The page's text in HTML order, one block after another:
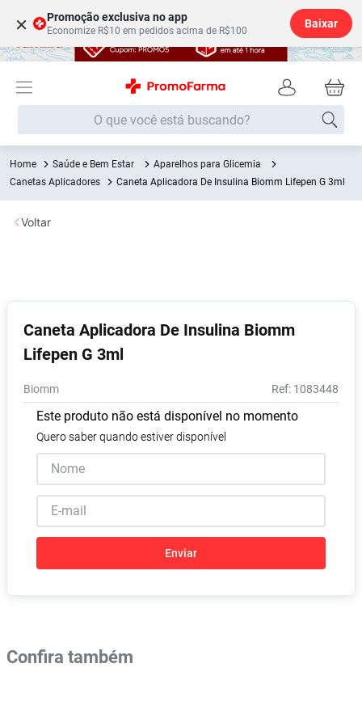
× Promoção exclusiva no app
Economize R$10 em pedidos acima de R$100
Baixar
O que você está buscando?
Saúde e Bem Estar
Aparelhos para Glicemia
Canetas Aplicadores
Caneta Aplicadora De Insulina Biomm Lifepen G 3ml
Caneta Aplicadora De Insulina Biomm
Lifepen G 3ml
Biomm : 1083448
Este produto não está disponível no momento
Quero saber quando estiver disponível
Enviar
Voltar
Confira também
Termos mais buscados
1º Fralda
2
5º Fralda G
6º Desodorante
7º Shampoo
Pampers Confort Sec
10º Lavitan